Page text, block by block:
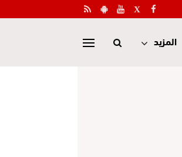
المزيد